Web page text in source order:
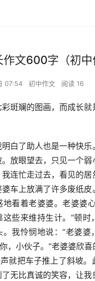
文600字（初中
07:54 初中作文 阅读 16
斓的图画，而成长就
了助人也是一种快乐
放眼望去，只见一个
连忙走过去，看见的
车上放满了许多废纸皮
看着老婆婆。老婆婆
这些来维持生计。”顿时
我怜悯地说：“老婆婆
，小伙子。”老婆婆欣
就把车子推上了斜坡
无比真诚的笑容，让我